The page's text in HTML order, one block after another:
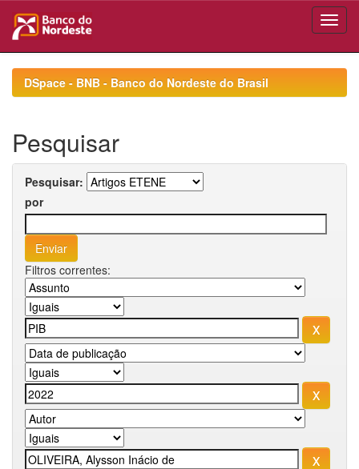
navigationDSpace - BNB - Banco do Nordeste do Brasil
Pesquisar
Pesquisar:
por
Filtros correntes: